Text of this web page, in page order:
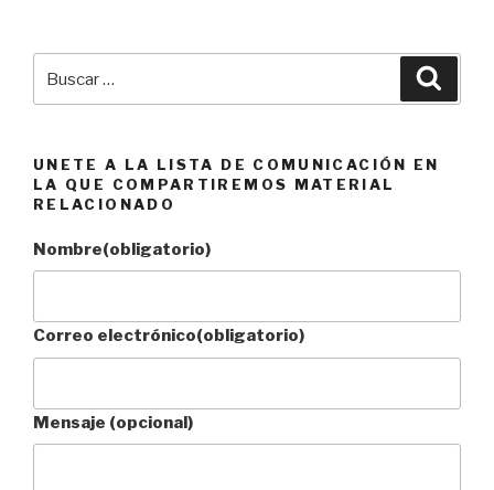
UNETE A LA LISTA DE COMUNICACIÓN EN
LA QUE COMPARTIREMOS MATERIAL
RELACIONADO
Nombre(obligatorio)
Correo electrónico(obligatorio)
Mensaje (opcional)